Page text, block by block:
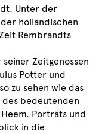
Unter der
holländischen
Rembrandts
Zeitgenossen
Potter und
zu sehen wie das
bedeutenden
Porträts und
in die